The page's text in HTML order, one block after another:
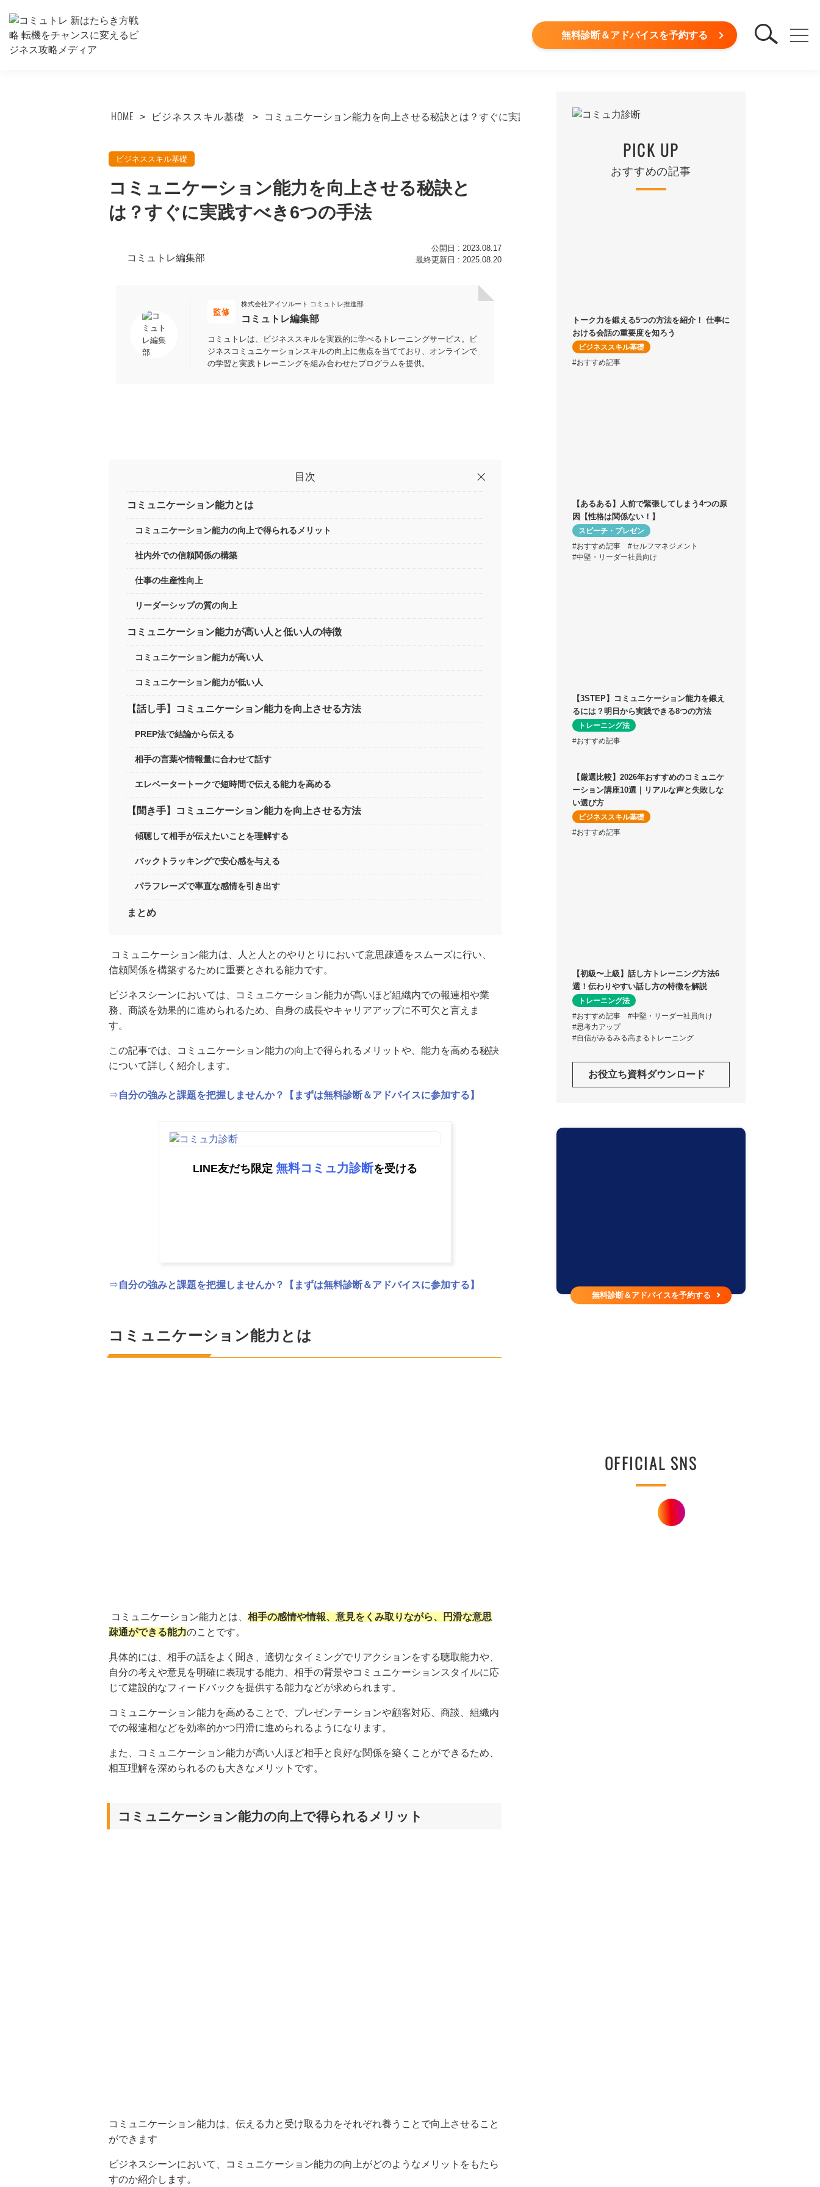
無料診断＆アドバイスを予約する
HOME ビジネススキル基礎 コミュニケーション能力を向上させる秘訣とは？すぐに実践すべき6つの手法
ビジネススキル基礎
コミュニケーション能力を向上させる秘訣と
は？すぐに実践すべき6つの手法
コミュトレ編集部
公開日 : 2023.08.17
最終更新日 : 2025.08.20
監修
株式会社アイソルート コミュトレ推進部
コミュトレ編集部
コミュトレは、ビジネススキルを実践的に学べるトレーニングサービス。ビ
ジネスコミュニケーションスキルの向上に焦点を当てており、オンラインで
の学習と実践トレーニングを組み合わせたプログラムを提供。
目次
コミュニケーション能力とは
コミュニケーション能力の向上で得られるメリット
社内外での信頼関係の構築
仕事の生産性向上
リーダーシップの質の向上
コミュニケーション能力が高い人と低い人の特徴
コミュニケーション能力が高い人
コミュニケーション能力が低い人
【話し手】コミュニケーション能力を向上させる方法
PREP法で結論から伝える
相手の言葉や情報量に合わせて話す
エレベータートークで短時間で伝える能力を高める
【聞き手】コミュニケーション能力を向上させる方法
傾聴して相手が伝えたいことを理解する
バックトラッキングで安心感を与える
パラフレーズで率直な感情を引き出す
まとめ
コミュニケーション能力は、人と人とのやりとりにおいて意思疎通をスムーズに行い、
信頼関係を構築するために重要とされる能力です。
ビジネスシーンにおいては、コミュニケーション能力が高いほど組織内での報連相や業
務、商談を効果的に進められるため、自身の成長やキャリアアップに不可欠と言えま
す。
この記事では、コミュニケーション能力の向上で得られるメリットや、能力を高める秘訣
について詳しく紹介します。
⇒自分の強みと課題を把握しませんか？【まずは無料診断＆アドバイスに参加する】
LINE友だち限定 無料コミュ力診断を受ける
⇒自分の強みと課題を把握しませんか？【まずは無料診断＆アドバイスに参加する】
コミュニケーション能力とは
コミュニケーション能力とは、 相手の感情や情報、意見をくみ取りながら、円滑な意思
疎通ができる能力のことです。
具体的には、相手の話をよく聞き、適切なタイミングでリアクションをする聴取能力や、
自分の考えや意見を明確に表現する能力、相手の背景やコミュニケーションスタイルに応
じて建設的なフィードバックを提供する能力などが求められます。
コミュニケーション能力を高めることで、プレゼンテーションや顧客対応、商談、組織内
での報連相などを効率的かつ円滑に進められるようになります。
また、コミュニケーション能力が高い人ほど相手と良好な関係を築くことができるため、
相互理解を深められるのも大きなメリットです。
コミュニケーション能力の向上で得られるメリット
コミュニケーション能力は、伝える力と受け取る力をそれぞれ養うことで向上させること
ができます
ビジネスシーンにおいて、コミュニケーション能力の向上がどのようなメリットをもたら
すのか紹介します。
PICK UP
おすすめの記事
トーク力を鍛える5つの方法を紹介！ 仕事に
おける会話の重要度を知ろう
ビジネススキル基礎
#おすすめ記事
【あるある】人前で緊張してしまう4つの原
因【性格は関係ない！】
スピーチ・プレゼン
#おすすめ記事
#セルフマネジメント
#中堅・リーダー社員向け
【3STEP】コミュニケーション能力を鍛え
るには？明日から実践できる8つの方法
トレーニング法
#おすすめ記事
【厳選比較】2026年おすすめのコミュニケ
ーション講座10選｜リアルな声と失敗しな
い選び方
ビジネススキル基礎
#おすすめ記事
【初級〜上級】話し方トレーニング方法6
選！伝わりやすい話し方の特徴を解説
トレーニング法
#おすすめ記事
#中堅・リーダー社員向け
#思考力アップ
#自信がみるみる高まるトレーニング
お役立ち資料ダウンロード
無料診断＆アドバイスを予約する
OFFICIAL SNS